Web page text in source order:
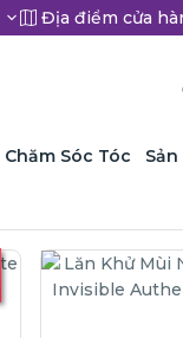
Địa điểm cửa
Chăm Sóc Tóc